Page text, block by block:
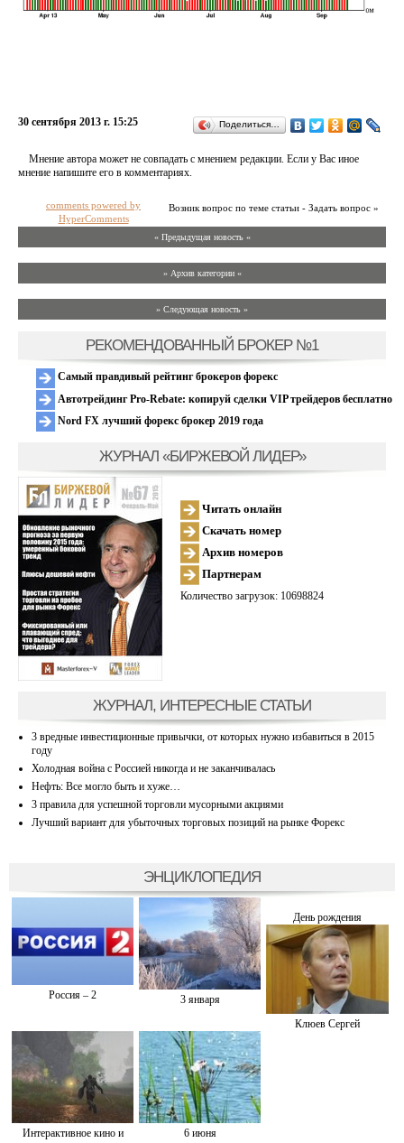
30 сентября 2013 г. 15:25 Поделиться…
Мнение автора может не совпадать с мнением редакции. Если у Вас иное
мнение напишите его в комментариях.
Возник вопрос по теме статьи - Задать вопрос »
comments powered by
HyperComments
« Предыдущая новость «
» Архив категории «
» Следующая новость »
РЕКОМЕНДОВАННЫЙ БРОКЕР №1
Самый правдивый рейтинг брокеров форекс
Автотрейдинг Pro-Rebate: копируй сделки VIP трейдеров бесплатно
Nord FX лучший форекс брокер 2019 года
ЖУРНАЛ «БИРЖЕВОЙ ЛИДЕР»
Читать онлайн
Скачать номер
Архив номеров
Партнерам
Количество загрузок: 10698824
ЖУРНАЛ, ИНТЕРЕСНЫЕ СТАТЬИ
3 вредные инвестиционные привычки, от которых нужно избавиться в 2015
году
Холодная война с Россией никогда и не заканчивалась
Нефть: Все могло быть и хуже…
3 правила для успешной торговли мусорными акциями
Лучший вариант для убыточных торговых позиций на рынке Форекс
ЭНЦИКЛОПЕДИЯ
Россия – 2 3 января
День рождения
Клюев Сергей
Интерактивное кино и
6 июня